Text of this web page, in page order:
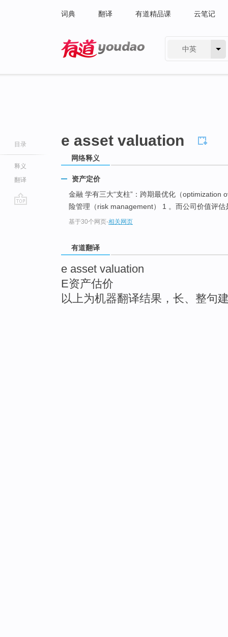
词典 翻译 有道精品课 云笔记
中英
目录
释义
翻译
e asset valuation
网络释义
资产定价
金融 学有三大“支柱”：跨期最优化（optimization
险管理（risk management） 1 。而公司价值评估
基于30个网页-相关网页
有道翻译
e asset valuation
E资产估价
以上为机器翻译结果，长、整句